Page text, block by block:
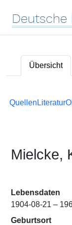
Deutsche
Übersicht
Quellen Literatur
Mielcke,
Lebensdaten
1904-08-21 –
Geburtsort